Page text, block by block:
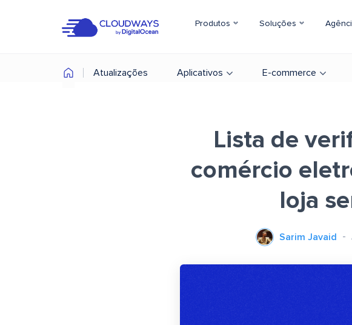
Produtos Soluções
Atualizações Aplicativos E-commerce
Lista de
comércio
loja
Sarim Javaid